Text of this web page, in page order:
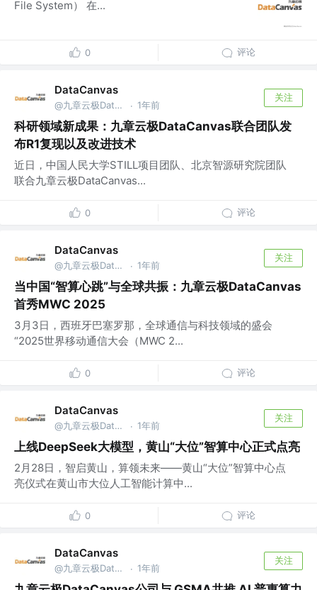
File System） 在...
0 评论
DataCanvas
@九章云极DataCanvas · 1年前
关注
科研领域新成果：九章云极DataCanvas联合团队发
布R1复现以及改进技术
近日，中国人民大学STILL项目团队、北京智源研究院团队
联合九章云极DataCanvas...
0 评论
DataCanvas
@九章云极DataCanvas · 1年前
关注
当中国“智算心跳”与全球共振：九章云极DataCanvas
首秀MWC 2025
3月3日，西班牙巴塞罗那，全球通信与科技领域的盛会
“2025世界移动通信大会（MWC 2...
0 评论
DataCanvas
@九章云极DataCanvas · 1年前
关注
上线DeepSeek大模型，黄山“大位”智算中心正式点亮
2月28日，智启黄山，算领未来——黄山“大位”智算中心点
亮仪式在黄山市大位人工智能计算中...
0 评论
DataCanvas
@九章云极DataCanvas · 1年前
关注